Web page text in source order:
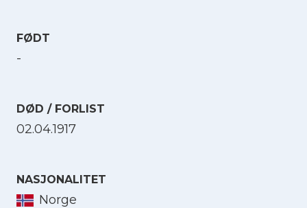
FØDT
-
DØD / FORLIST
02.04.1917
NASJONALITET
Norge